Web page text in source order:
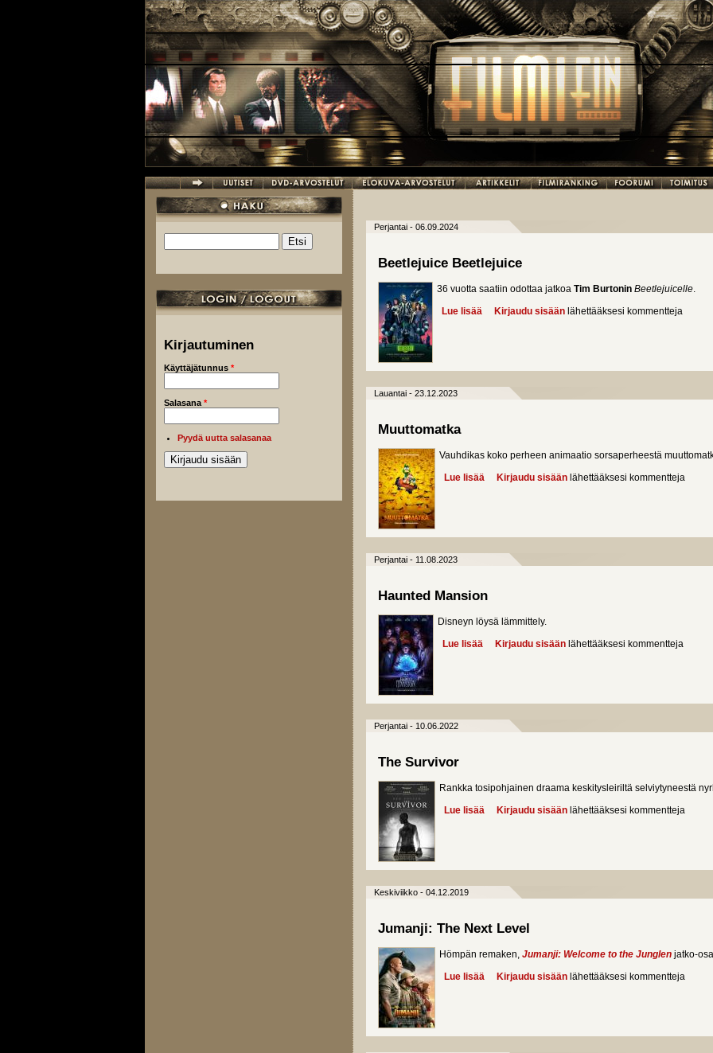
Hakulomake
Kirjautuminen
Käyttäjätunnus *
Salasana *
Pyydä uutta salasanaa
Perjantai - 06.09.2024
Beetlejuice Beetlejuice
36 vuotta saatiin odottaa jatkoa Tim Burtonin Beetlejuicelle.
Lue lisää about Beetlejuice Beetlejuice
Kirjaudu sisään lähettääksesi kommentteja
Lauantai - 23.12.2023
Muuttomatka
Vauhdikas koko perheen animaatio sorsaperheestä
Lue lisää about Muuttomatka
Kirjaudu sisään lähettääksesi kommentteja
Perjantai - 11.08.2023
Haunted Mansion
Disneyn löysä lämmittely.
Lue lisää about Haunted Mansion
Kirjaudu sisään lähettääksesi kommentteja
Perjantai - 10.06.2022
The Survivor
Rankka tosipohjainen draama keskitysleiriltä selviytyneestä
Lue lisää about The Survivor
Kirjaudu sisään lähettääksesi kommentteja
Keskiviikko - 04.12.2019
Jumanji: The Next Level
Hömpän remaken, Jumanji: Welcome to the Junglen jatko-
Lue lisää about Jumanji: The Next Level
Kirjaudu sisään lähettääksesi kommentteja